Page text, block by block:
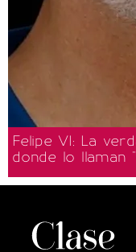
Felipe VI: La
donde lo llaman